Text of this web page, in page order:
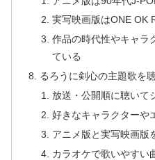
実写映画版はONE OK
作品の時代性やキャラ
ている
るろうに剣心の主題歌を
放送・公開順に聴いて
好きなキャラクターや
アニメ版と実写映画版
カラオケで歌いやすい